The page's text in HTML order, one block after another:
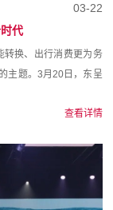
03-22
代
转换、出行消费更为务
主题。3月20日，东呈
查看详情